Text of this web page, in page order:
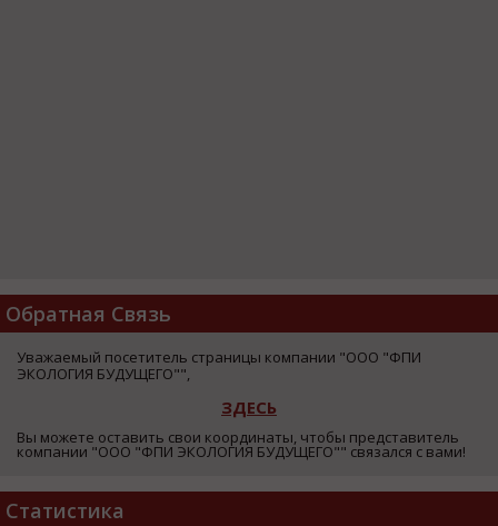
Обратная Связь
Уважаемый посетитель страницы компании "ООО "ФПИ
ЭКОЛОГИЯ БУДУЩЕГО"",
ЗДЕСЬ
Вы можете оставить свои координаты, чтобы представитель
компании "ООО "ФПИ ЭКОЛОГИЯ БУДУЩЕГО"" связался с вами!
Статистика